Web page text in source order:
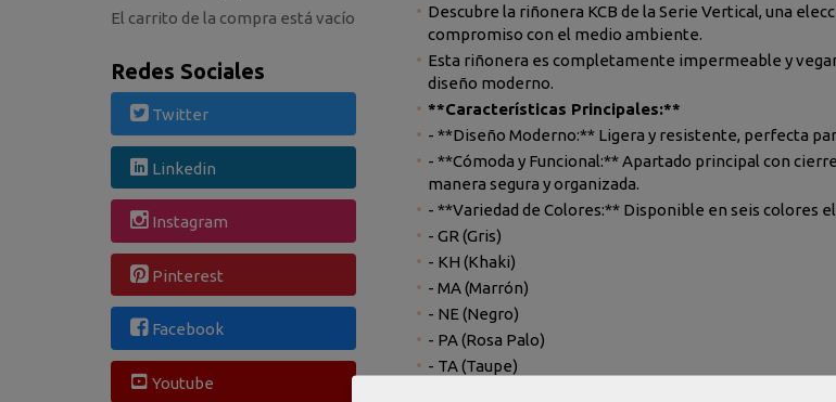
El carrito de la compra está vacío
Redes Sociales
Twitter
Linkedin
Instagram
Pinterest
Facebook
Youtube
Descubre la riñonera KCB de la Serie Vertical, una
compromiso con el medio ambiente.
Esta riñonera es completamente impermeable y
diseño moderno.
**Características Principales:**
- **Diseño Moderno:** Ligera y resistente, perfecta
- **Cómoda y Funcional:** Apartado principal con
manera segura y organizada.
- **Variedad de Colores:** Disponible en seis colores
- GR (Gris)
- KH (Khaki)
- MA (Marrón)
- NE (Negro)
- PA (Rosa Palo)
- TA (Taupe)